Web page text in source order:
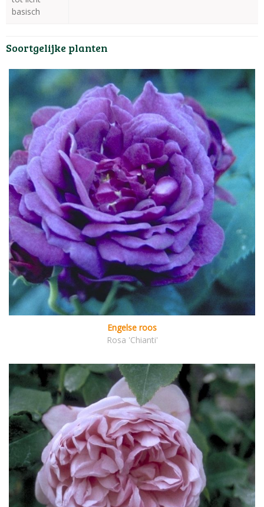
basisch
Soortgelijke planten
Engelse roos
Rosa 'Chianti'